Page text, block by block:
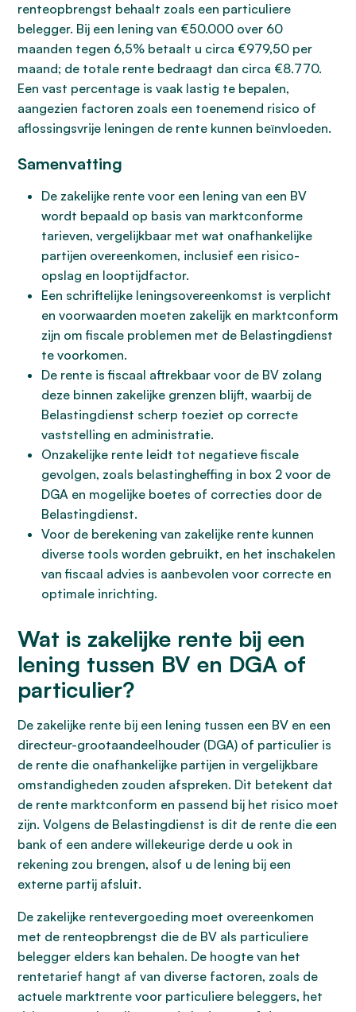
renteopbrengst behaalt zoals een particuliere
belegger. Bij een lening van €50.000 over 60
maanden tegen 6,5% betaalt u circa €979,50 per
maand; de totale rente bedraagt dan circa €8.770.
Een vast percentage is vaak lastig te bepalen,
aangezien factoren zoals een toenemend risico of
aflossingsvrije leningen de rente kunnen beïnvloeden.
Samenvatting
De zakelijke rente voor een lening van een BV
wordt bepaald op basis van marktconforme
tarieven, vergelijkbaar met wat onafhankelijke
partijen overeenkomen, inclusief een risico-
opslag en looptijdfactor.
Een schriftelijke leningsovereenkomst is verplicht
en voorwaarden moeten zakelijk en marktconform
zijn om fiscale problemen met de Belastingdienst
te voorkomen.
De rente is fiscaal aftrekbaar voor de BV zolang
deze binnen zakelijke grenzen blijft, waarbij de
Belastingdienst scherp toeziet op correcte
vaststelling en administratie.
Onzakelijke rente leidt tot negatieve fiscale
gevolgen, zoals belastingheffing in box 2 voor de
DGA en mogelijke boetes of correcties door de
Belastingdienst.
Voor de berekening van zakelijke rente kunnen
diverse tools worden gebruikt, en het inschakelen
van fiscaal advies is aanbevolen voor correcte en
optimale inrichting.
Wat is zakelijke rente bij een
lening tussen BV en DGA of
particulier?
De zakelijke rente bij een lening tussen een BV en een
directeur-grootaandeelhouder (DGA) of particulier is
de rente die onafhankelijke partijen in vergelijkbare
omstandigheden zouden afspreken. Dit betekent dat
de rente marktconform en passend bij het risico moet
zijn. Volgens de Belastingdienst is dit de rente die een
bank of een andere willekeurige derde u ook in
rekening zou brengen, alsof u de lening bij een
externe partij afsluit.
De zakelijke rentevergoeding moet overeenkomen
met de renteopbrengst die de BV als particuliere
belegger elders kan behalen. De hoogte van het
rentetarief hangt af van diverse factoren, zoals de
actuele marktrente voor particuliere beleggers, het